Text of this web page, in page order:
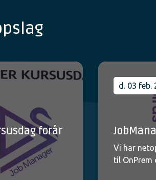
forår
d. 03 feb.
Vi har
til OnPrem